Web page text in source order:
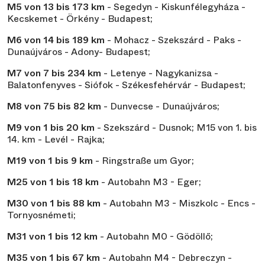
M5 von 13 bis 173 km - Segedyn - Kiskunfélegyháza -
Kecskemet - Örkény - Budapest;
M6 von 14 bis 189 km - Mohacz - Szekszárd - Paks -
Dunaújváros - Adony- Budapest;
M7 von 7 bis 234 km - Letenye - Nagykanizsa -
Balatonfenyves - Siófok - Székesfehérvár - Budapest;
M8 von 75 bis 82 km - Dunvecse - Dunaújváros;
M9 von 1 bis 20 km - Szekszárd - Dusnok; M15 von 1. bis
14. km - Levél - Rajka;
M19 von 1 bis 9 km - Ringstraße um Gyor;
M25 von 1 bis 18 km - Autobahn M3 - Eger;
M30 von 1 bis 88 km - Autobahn M3 - Miszkolc - Encs -
Tornyosnémeti;
M31 von 1 bis 12 km - Autobahn M0 - Gödöllő;
M35 von 1 bis 67 km - Autobahn M4 - Debreczyn -